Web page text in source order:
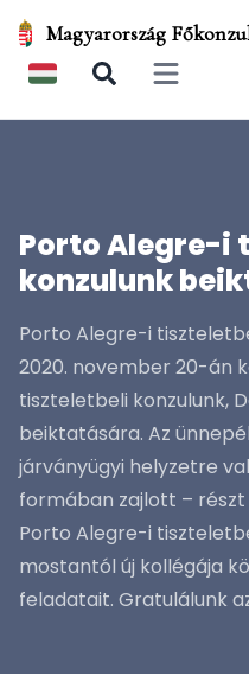
Magyarország
Open main
Porto Alegre-i
konzulunk
Porto Alegre-i
2020. november 20-án
tiszteletbeli konzulunk,
beiktatására. Az
járványügyi helyzetre
formában zajlott –
Porto Alegre-i
mostantól új kollégája
feladatait. Gratulálunk